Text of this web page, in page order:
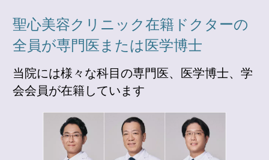
聖心美容クリニック在籍ドクターの
全員が専門医または医学博士
当院には様々な科目の専門医、医学博士、学
会会員が在籍しています